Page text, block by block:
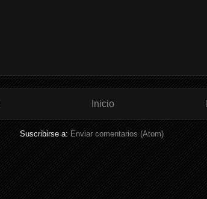
Inicio
Suscribirse a: Enviar comentarios (Atom)